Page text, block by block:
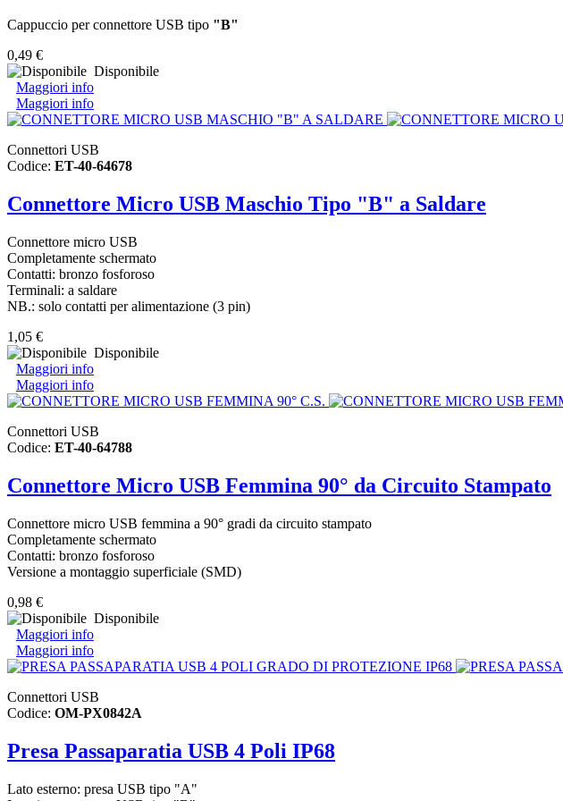
Cappuccio per connettore USB tipo "B"
0,49 €
Disponibile
Maggiori info
Maggiori info
Connettori USB
Codice: ET-40-64678
Connettore Micro USB Maschio Tipo "B" a Saldare
Connettore micro USB
Completamente schermato
Contatti: bronzo fosforoso
Terminali: a saldare
NB.: solo contatti per alimentazione (3 pin)
1,05 €
Disponibile
Maggiori info
Maggiori info
Connettori USB
Codice: ET-40-64788
Connettore Micro USB Femmina 90° da Circuito Stampato
Connettore micro USB femmina a 90° gradi da circuito stampato
Completamente schermato
Contatti: bronzo fosforoso
Versione a montaggio superficiale (SMD)
0,98 €
Disponibile
Maggiori info
Maggiori info
Connettori USB
Codice: OM-PX0842A
Presa Passaparatia USB 4 Poli IP68
Lato esterno: presa USB tipo "A"